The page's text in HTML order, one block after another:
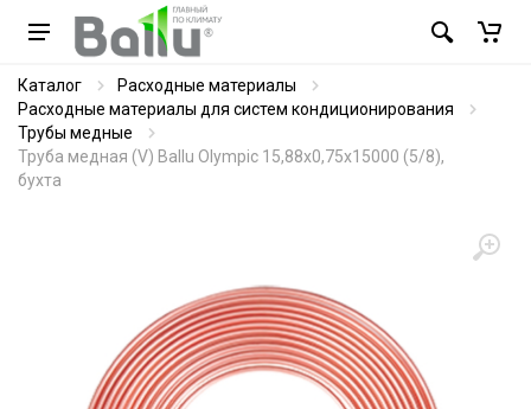
Каталог
Расходные материалы
Расходные материалы для систем кондиционирования
Трубы медные
Труба медная (V) Ballu Olympic 15,88х0,75х15000 (5/8),
бухта